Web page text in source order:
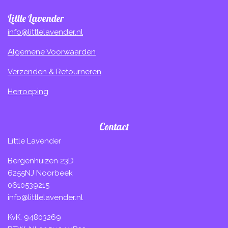
Little Lavender
info@littlelavender.nl
Algemene Voorwaarden
Verzenden & Retourneren
Herroeping
Contact
Little Lavender
Bergenhuizen 23D
6255NJ Noorbeek
0610539215
info@littlelavender.nl
KvK: 94803269